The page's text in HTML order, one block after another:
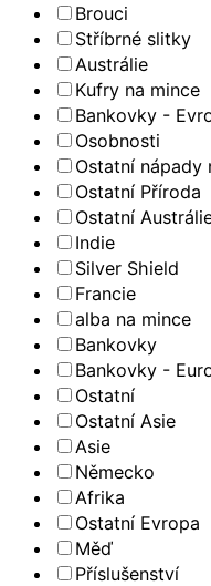
Brouci
Stříbrné slitky
Austrálie
Kufry na mince
Bankovky -
Osobnosti
Ostatní nápady
Ostatní Příroda
Ostatní
Indie
Silver Shield
Francie
alba na mince
Bankovky
Bankovky -
Ostatní
Ostatní Asie
Asie
Německo
Afrika
Ostatní Evropa
Měď
Příslušenství